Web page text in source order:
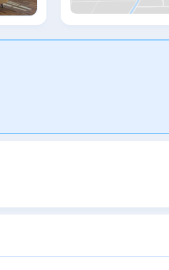
чайник. В Boromeum Residence
предлагается завтрак
или континентальный